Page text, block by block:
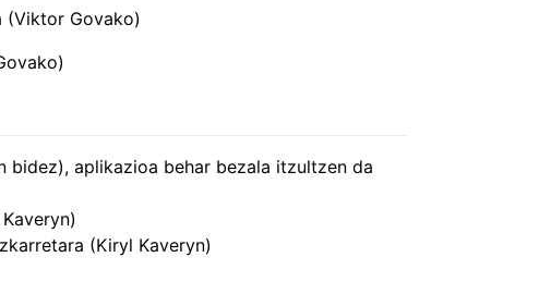
(Viktor Govako)
bidez), aplikazioa behar bezala itzultzen da
(Kiryl Kaveryn)